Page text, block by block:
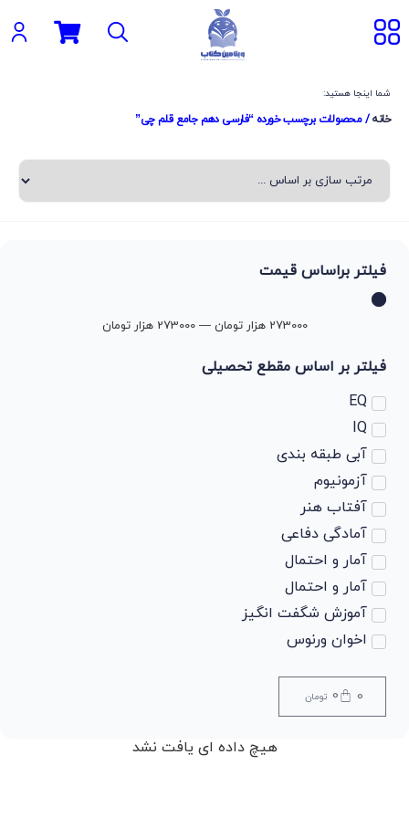
شما اینجا هستید:
خانه/ محصولات برچسب خورده “فارسی دهم جامع قلم چی”
فیلتر براساس قیمت
273000 هزار تومان —
273000 هزار تومان
فیلتر بر اساس مقطع تحصیلی
EQ
IQ
آبی طبقه بندی
آزمونیوم
آفتاب هنر
آمادگی دفاعی
آمار و احتمال
آمار و احتمال
آموزش شگفت انگیز
اخوان ورنوس
ادبیات
ادبیات
0 تومان 0
هیچ داده ای یافت نشد